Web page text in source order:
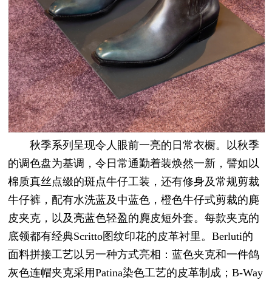
秋季系列呈现令人眼前一亮的日常衣橱。以秋季
的调色盘为基调，令日常通勤着装焕然一新，譬如以
棉质真丝点缀的斑点牛仔工装，还有修身及常规剪裁
牛仔裤，配有水洗蓝及中蓝色，橙色牛仔式剪裁的麂
皮夹克，以及亮蓝色轻盈的麂皮短外套。每款夹克的
底领都有经典Scritto图纹印花的皮革衬里。Berluti的
面料拼接工艺以另一种方式亮相：蓝色夹克和一件鸽
灰色连帽夹克采用Patina染色工艺的皮革制成；B-Way